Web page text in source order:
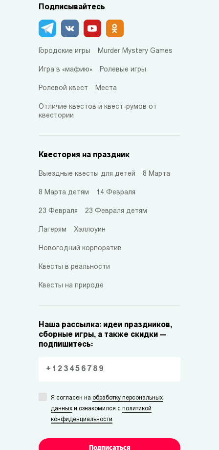
Подписывайтесь
Городские игры Murder Mystery Games
Игра в «мафию» Ролевые игры
Ролевой квест Места
Отличие квестов и квест-румов от
квестории
Квестория на праздник
Выездные квесты для детей 8 Марта
8 Марта детям 14 Февраля
23 Февраля 23 Февраля детям
Лагерям Хэллоуин
Новогодний корпоратив
Квесты в реальности
Квесты на природе
Наша рассылка: идеи праздников,
сборные игры, а также скидки —
подпишитесь:
Я согласен на обработку персональных
данных и ознакомился с политикой
конфиденциальности
Подписаться